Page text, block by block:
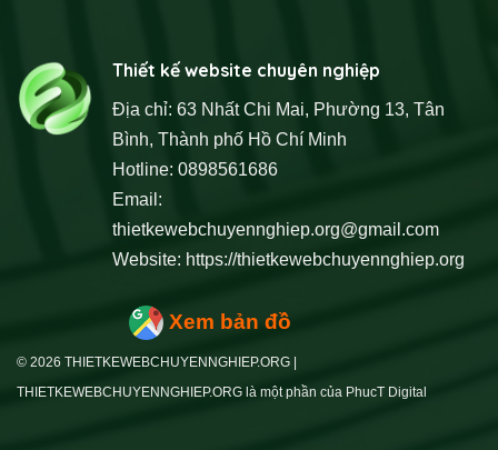
Thiết kế website chuyên nghiệp
Địa chỉ: 63 Nhất Chi Mai, Phường 13, Tân
Bình, Thành phố Hồ Chí Minh
Hotline: 0898561686
Email:
thietkewebchuyennghiep.org@gmail.com
Website: https://thietkewebchuyennghiep.org
Xem bản đồ
© 2026 THIETKEWEBCHUYENNGHIEP.ORG |
THIETKEWEBCHUYENNGHIEP.ORG là một phần của PhucT Digital